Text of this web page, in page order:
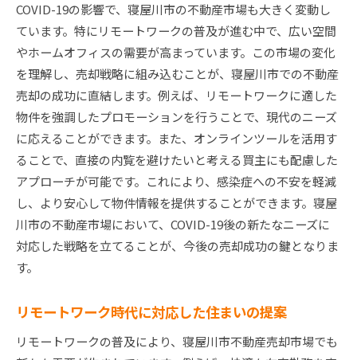
COVID-19の影響で、寝屋川市の不動産市場も大きく変動し
ています。特にリモートワークの普及が進む中で、広い空間
やホームオフィスの需要が高まっています。この市場の変化
を理解し、売却戦略に組み込むことが、寝屋川市での不動産
売却の成功に直結します。例えば、リモートワークに適した
物件を強調したプロモーションを行うことで、現代のニーズ
に応えることができます。また、オンラインツールを活用す
ることで、直接の内覧を避けたいと考える買主にも配慮した
アプローチが可能です。これにより、感染症への不安を軽減
し、より安心して物件情報を提供することができます。寝屋
川市の不動産市場において、COVID-19後の新たなニーズに
対応した戦略を立てることが、今後の売却成功の鍵となりま
す。
リモートワーク時代に対応した住まいの提案
リモートワークの普及により、寝屋川市不動産売却市場でも